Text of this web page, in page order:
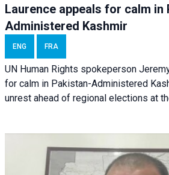
Laurence appeals for calm in
Administered Kashmir
ENG FRA
UN Human Rights spokeperson
for calm in Pakistan-Administered
unrest ahead of regional elections at